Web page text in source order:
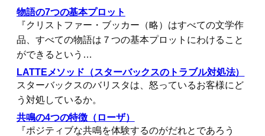
物語の7つの基本プロット
『クリストファー・ブッカー（略）はすべての文学作
品、すべての物語は７つの基本プロットにわけること
ができるという…
LATTEメソッド（スターバックスのトラブル対処法）
スターバックスのバリスタは、怒っているお客様にど
う対処しているか。
共鳴の4つの特徴（ローザ）
『ポジティブな共鳴を体験するのがだれとであろう